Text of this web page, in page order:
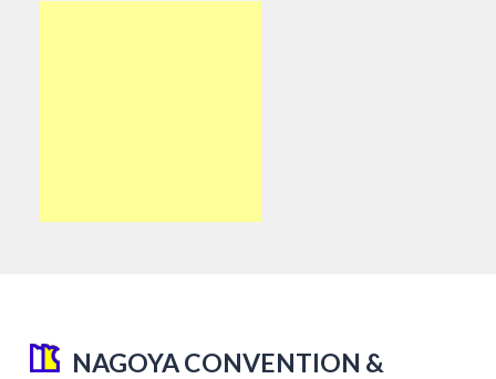
NAGOYA CONVENTION &